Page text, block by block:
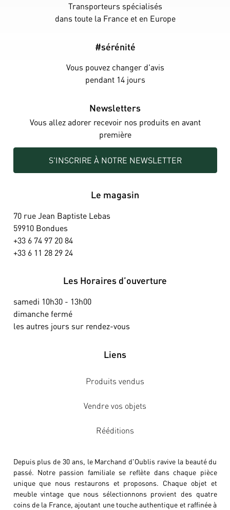
Transporteurs spécialisés
dans toute la France et en Europe
#sérénité
Vous pouvez changer d'avis
pendant 14 jours
Newsletters
Vous allez adorer recevoir nos produits en avant
première
S'INSCRIRE À NOTRE NEWSLETTER
Le magasin
70 rue Jean Baptiste Lebas
59910 Bondues
+33 6 74 97 20 84
+33 6 11 28 29 24
Les Horaires d’ouverture
samedi 10h30 - 13h00
dimanche fermé
les autres jours sur rendez-vous
Liens
Produits vendus
Vendre vos objets
Rééditions
Depuis plus de 30 ans, le Marchand d'Oublis ravive la beauté du
passé. Notre passion familiale se reflète dans chaque pièce
unique que nous restaurons et proposons. Chaque objet et
meuble vintage que nous sélectionnons provient des quatre
coins de la France, ajoutant une touche authentique et raffinée à